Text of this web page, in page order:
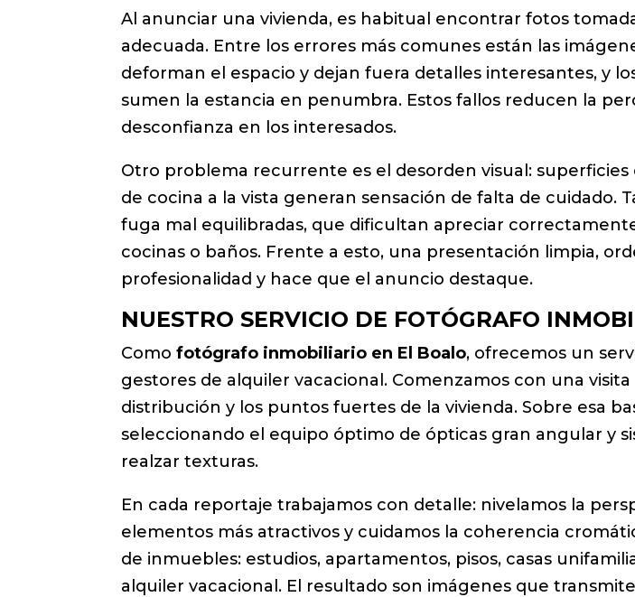
Al anunciar una vivienda, es habitual encontrar fotos
adecuada. Entre los errores más comunes están las
deforman el espacio y dejan fuera detalles interesantes, y
sumen la estancia en penumbra. Estos fallos reducen la
desconfianza en los interesados.
Otro problema recurrente es el desorden visual:
de cocina a la vista generan sensación de falta de cuidado.
fuga mal equilibradas, que dificultan apreciar
cocinas o baños. Frente a esto, una presentación limpia,
profesionalidad y hace que el anuncio destaque.
NUESTRO SERVICIO DE FOTÓGRAFO
Comofotógrafo inmobiliario en El Boalo, ofrecemos un
gestores de alquiler vacacional. Comenzamos con una
distribución y los puntos fuertes de la vivienda. Sobre esa
seleccionando el equipo óptimo de ópticas gran angular y
realzar texturas.
En cada reportaje trabajamos con detalle: nivelamos la
elementos más atractivos y cuidamos la coherencia
de inmuebles: estudios, apartamentos, pisos, casas
alquiler vacacional. El resultado son imágenes que